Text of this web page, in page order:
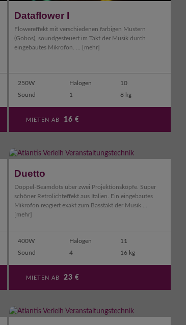
Dataflower I
Flowereffekt mit verschiedenen farbigen Mustern
(Gobos), soundgesteuert im Takt der Musik durch
eingebautes Mikrofon. ...
[mehr]
250W Halogen
10
Sound
1 8 kg
MIETEN AB 16 €
Duetto
Doppel-Beamdots über zwei Projektionsköpfe. Super
schöner Retrolichteffekt aus Italien. Ein eingebautes
Mikrofon reagiert exakt zum Basstakt der Musik ...
[mehr]
400W Halogen
11
Sound
4 16 kg
MIETEN AB23 €